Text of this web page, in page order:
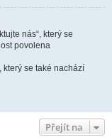
nás“, který se
povolena
který se také nachází
Přejít na